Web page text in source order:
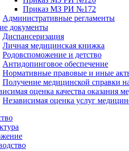
Приказ МЗ РИ №172
Административные регламенты
документы
Диспансеризация
Личная медицинская книжка
Родовспоможение и детство
Антидопинговое обеспечение
Нормативные правовые и иные
Получение медицинской справки
оценка качества оказания
Независимая оценка услуг